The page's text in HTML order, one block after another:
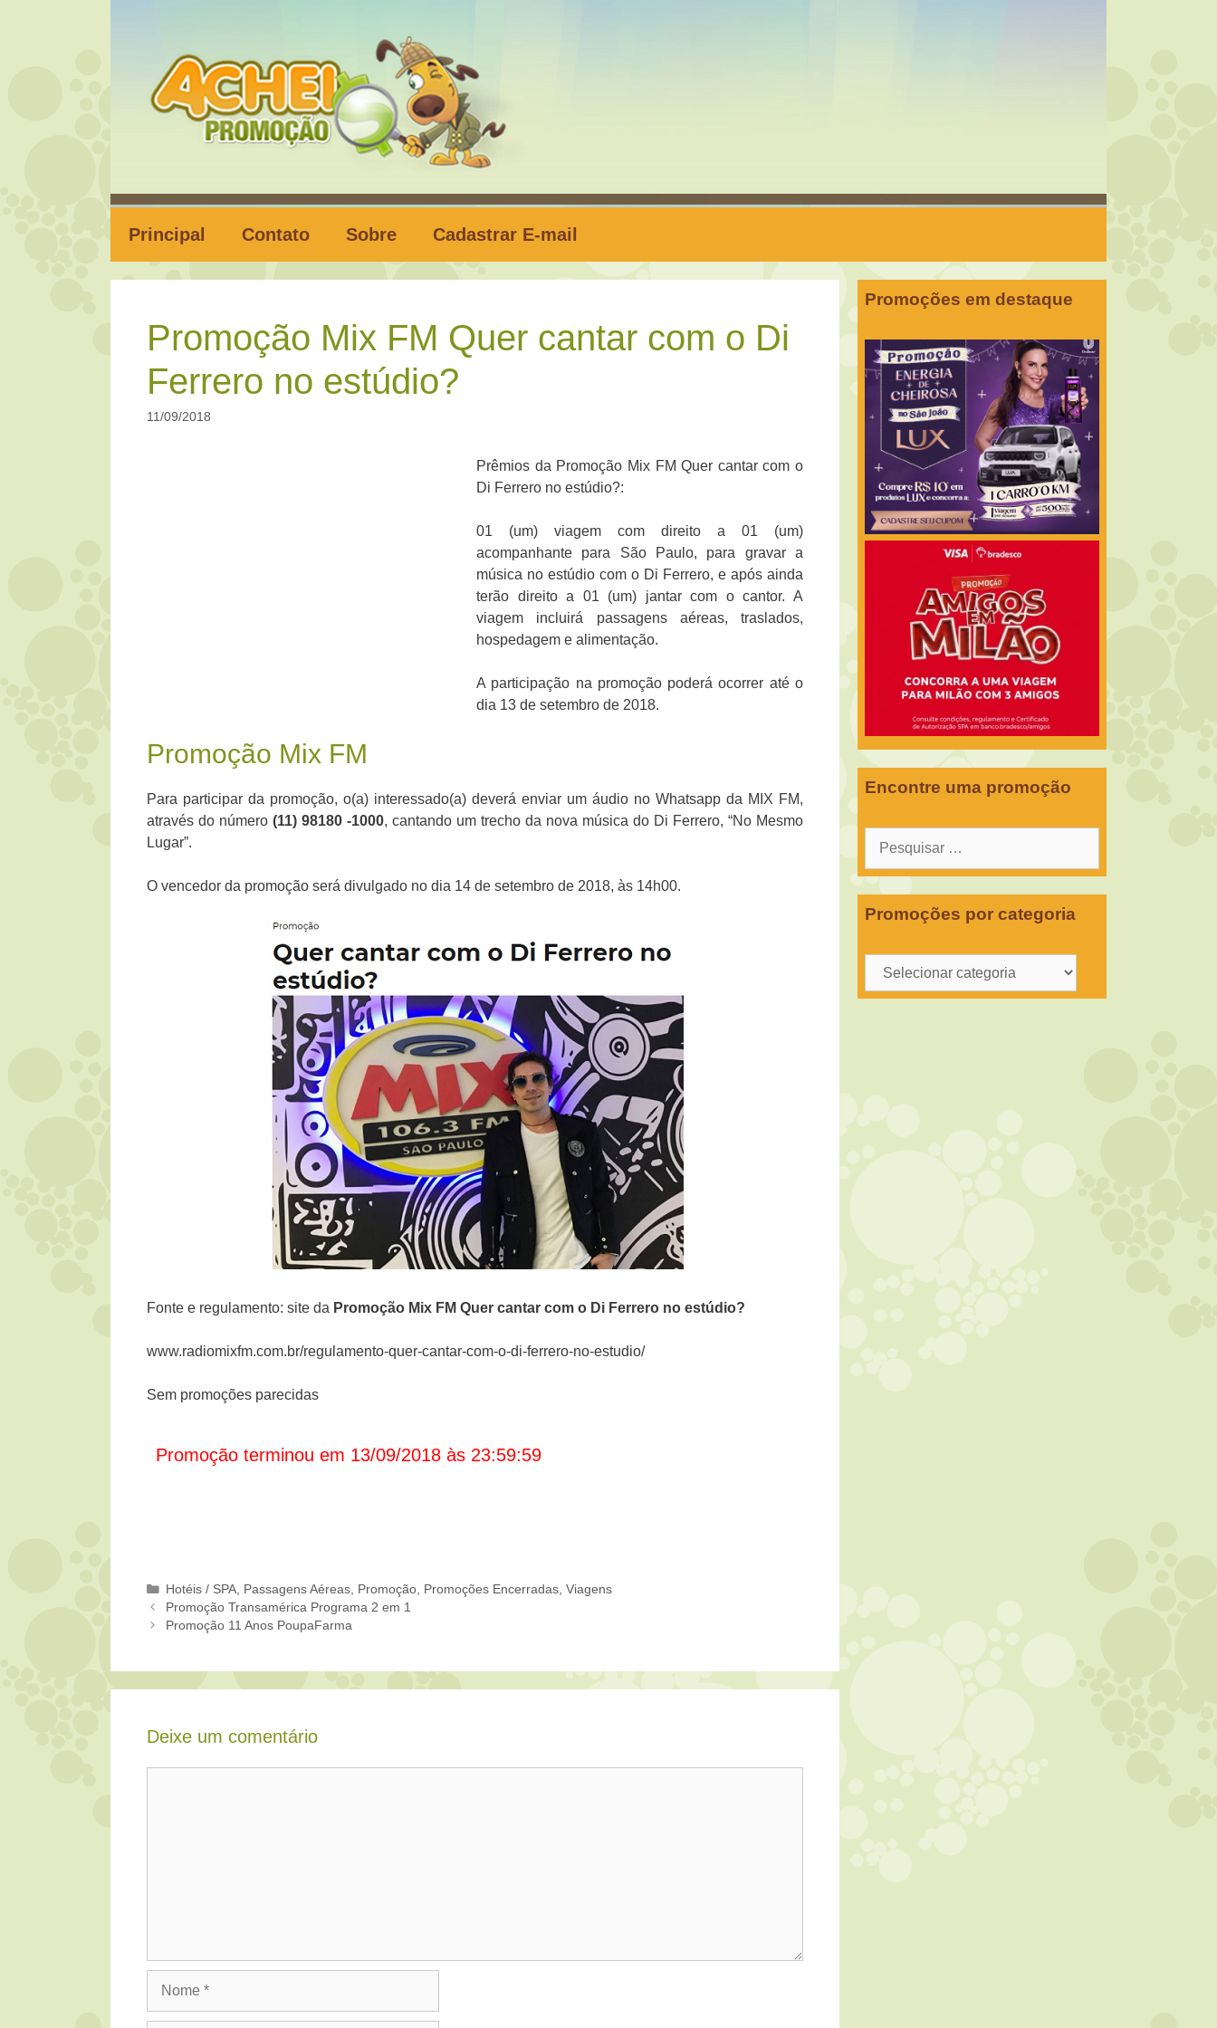
Principal Contato Sobre Cadastrar E-mail
Promoção Mix FM Quer cantar com o Di
Ferrero no estúdio?
11/09/2018
Prêmios da Promoção Mix FM Quer cantar com o
Di Ferrero no estúdio?:
01 (um) viagem com direito a 01 (um)
acompanhante para São Paulo, para gravar a
música no estúdio com o Di Ferrero, e após ainda
terão direito a 01 (um) jantar com o cantor. A
viagem incluirá passagens aéreas, traslados,
hospedagem e alimentação.
A participação na promoção poderá ocorrer até o
dia 13 de setembro de 2018.
Promoção Mix FM
Para participar da promoção, o(a) interessado(a) deverá enviar um áudio no Whatsapp da MIX FM,
através do número (11) 98180 -1000, cantando um trecho da nova música do Di Ferrero, “No Mesmo
Lugar”.
O vencedor da promoção será divulgado no dia 14 de setembro de 2018, às 14h00.
Fonte e regulamento: site da Promoção Mix FM Quer cantar com o Di Ferrero no estúdio?
www.radiomixfm.com.br/regulamento-quer-cantar-com-o-di-ferrero-no-estudio/
Sem promoções parecidas
Promoção terminou em 13/09/2018 às 23:59:59
Categorias
Hotéis / SPA Passagens Aéreas Promoção Promoções Encerradas ,Viagens
Promoção Transamérica Programa 2 em 1
Promoção 11 Anos PoupaFarma
Deixe um comentário
Promoções em destaque
Encontre uma promoção
Pesquisar
Promoções por categoria
Promoções
por